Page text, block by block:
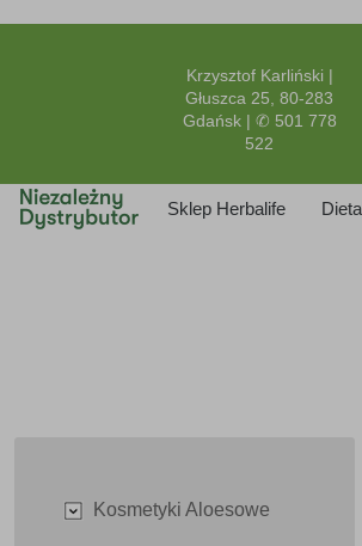
Krzysztof Karliński |
Głuszca 25, 80-283
Gdańsk | ✆ 501 778
522
Sklep Herbalife
Kosmetyki Aloesowe